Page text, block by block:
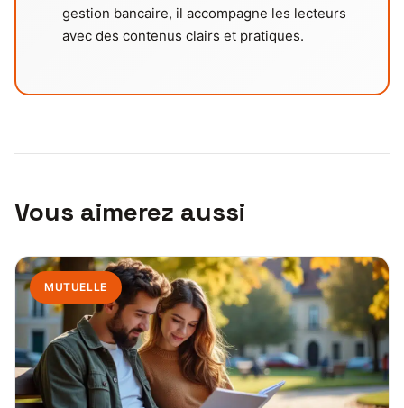
gestion bancaire, il accompagne les lecteurs
avec des contenus clairs et pratiques.
Vous aimerez aussi
MUTUELLE